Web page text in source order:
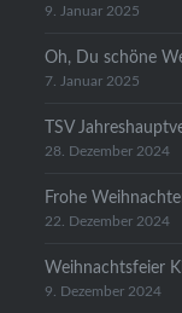
9. Januar 2025
Oh, Du schöne
7. Januar 2025
TSV
28. Dezember 2024
Frohe
22. Dezember 2024
Weihnachtsfeier
9. Dezember 2024